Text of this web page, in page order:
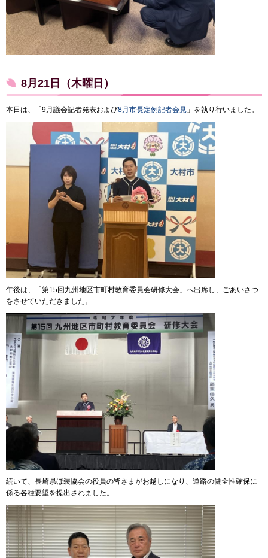
8月21日（木曜日）
本日は、「9月議会記者発表および8月市長定例記者会見 」を執り行いました。
午後は、「第15回九州地区市町村教育委員会研修大会」へ出席し、ごあいさつ
をさせていただきました。
続いて、長崎県ほ装協会の役員の皆さまがお越しになり、道路の健全性確保に
係る各種要望を提出されました。